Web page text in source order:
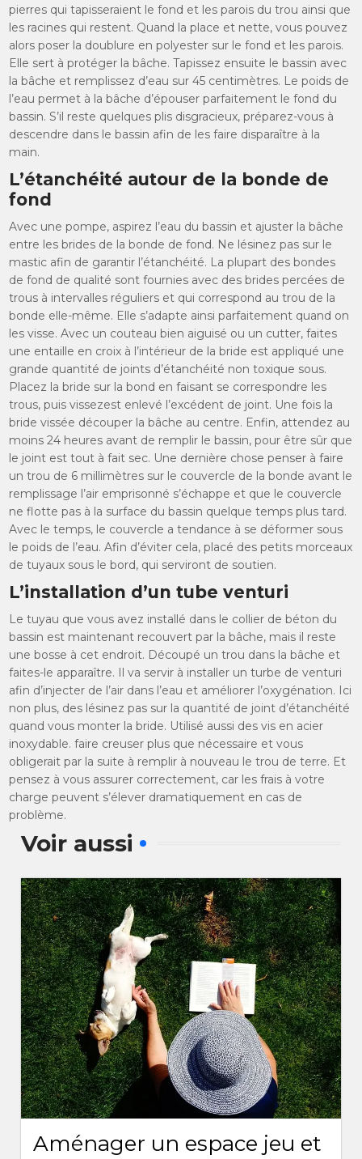
pierres qui tapisseraient le fond et les parois du trou ainsi que
les racines qui restent. Quand la place et nette, vous pouvez
alors poser la doublure en polyester sur le fond et les parois.
Elle sert à protéger la bâche. Tapissez ensuite le bassin avec
la bâche et remplissez d’eau sur 45 centimètres. Le poids de
l’eau permet à la bâche d’épouser parfaitement le fond du
bassin. S’il reste quelques plis disgracieux, préparez-vous à
descendre dans le bassin afin de les faire disparaître à la
main.
L’étanchéité autour de la bonde de
fond
Avec une pompe, aspirez l’eau du bassin et ajuster la bâche
entre les brides de la bonde de fond. Ne lésinez pas sur le
mastic afin de garantir l’étanchéité. La plupart des bondes
de fond de qualité sont fournies avec des brides percées de
trous à intervalles réguliers et qui correspond au trou de la
bonde elle-même. Elle s’adapte ainsi parfaitement quand on
les visse. Avec un couteau bien aiguisé ou un cutter, faites
une entaille en croix à l’intérieur de la bride est appliqué une
grande quantité de joints d’étanchéité non toxique sous.
Placez la bride sur la bond en faisant se correspondre les
trous, puis vissezest enlevé l’excédent de joint. Une fois la
bride vissée découper la bâche au centre. Enfin, attendez au
moins 24 heures avant de remplir le bassin, pour être sûr que
le joint est tout à fait sec. Une dernière chose penser à faire
un trou de 6 millimètres sur le couvercle de la bonde avant le
remplissage l’air emprisonné s’échappe et que le couvercle
ne flotte pas à la surface du bassin quelque temps plus tard.
Avec le temps, le couvercle a tendance à se déformer sous
le poids de l’eau. Afin d’éviter cela, placé des petits morceaux
de tuyaux sous le bord, qui serviront de soutien.
L’installation d’un tube venturi
Le tuyau que vous avez installé dans le collier de béton du
bassin est maintenant recouvert par la bâche, mais il reste
une bosse à cet endroit. Découpé un trou dans la bâche et
faites-le apparaître. Il va servir à installer un turbe de venturi
afin d’injecter de l’air dans l’eau et améliorer l’oxygénation. Ici
non plus, des lésinez pas sur la quantité de joint d’étanchéité
quand vous monter la bride. Utilisé aussi des vis en acier
inoxydable. faire creuser plus que nécessaire et vous
obligerait par la suite à remplir à nouveau le trou de terre. Et
pensez à vous assurer correctement, car les frais à votre
charge peuvent s’élever dramatiquement en cas de
problème.
Voir aussi
Aménager un espace jeu et